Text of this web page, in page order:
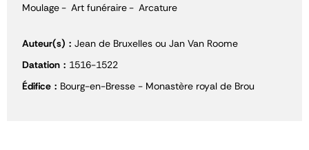
Moulage Art funéraire Arcature
Auteur(s)
Jean de Bruxelles ou Jan Van Roome
Datation
1516-1522
Édifice
Bourg-en-Bresse - Monastère royal de Brou